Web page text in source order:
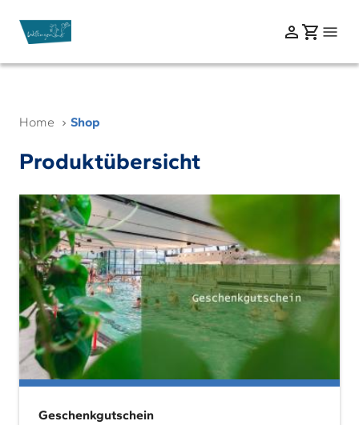
Home Shop
Produktübersicht
Geschenkgutschein